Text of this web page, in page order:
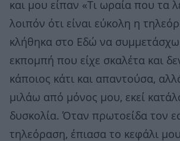
και μου είπαν «Τι ωραία που τα
λοιπόν ότι είναι εύκολη η
κλήθηκα στο Εδώ να συμμετάσχω
εκπομπή που είχε σκαλέτα και
κάποιος κάτι και απαντούσα,
μιλάω από μόνος μου, εκεί
δυσκολία. Όταν πρωτοείδα τον
τηλεόραση, έπιασα το κεφάλι